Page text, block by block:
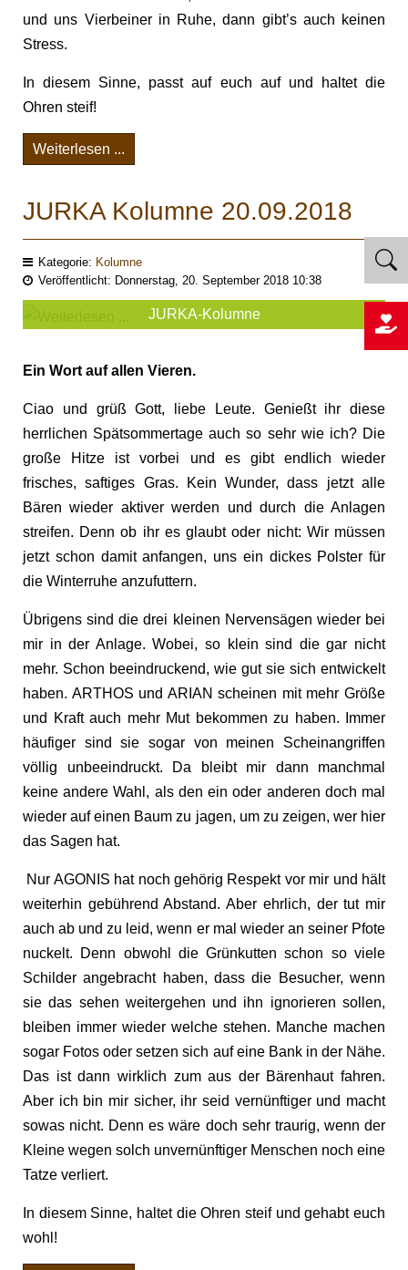
und uns Vierbeiner in Ruhe, dann gibt’s auch keinen
Stress.
In diesem Sinne, passt auf euch auf und haltet die
Ohren steif!
Weiterlesen ...
JURKA Kolumne 20.09.2018
Kategorie: Kolumne
Veröffentlicht: Donnerstag, 20. September 2018 10:38
JURKA-Kolumne
Ein Wort auf allen Vieren.
Ciao und grüß Gott, liebe Leute. Genießt ihr diese
herrlichen Spätsommertage auch so sehr wie ich? Die
große Hitze ist vorbei und es gibt endlich wieder
frisches, saftiges Gras. Kein Wunder, dass jetzt alle
Bären wieder aktiver werden und durch die Anlagen
streifen. Denn ob ihr es glaubt oder nicht: Wir müssen
jetzt schon damit anfangen, uns ein dickes Polster für
die Winterruhe anzufuttern.
Übrigens sind die drei kleinen Nervensägen wieder bei
mir in der Anlage. Wobei, so klein sind die gar nicht
mehr. Schon beeindruckend, wie gut sie sich entwickelt
haben. ARTHOS und ARIAN scheinen mit mehr Größe
und Kraft auch mehr Mut bekommen zu haben. Immer
häufiger sind sie sogar von meinen Scheinangriffen
völlig unbeeindruckt. Da bleibt mir dann manchmal
keine andere Wahl, als den ein oder anderen doch mal
wieder auf einen Baum zu jagen, um zu zeigen, wer hier
das Sagen hat.
Nur AGONIS hat noch gehörig Respekt vor mir und hält
weiterhin gebührend Abstand. Aber ehrlich, der tut mir
auch ab und zu leid, wenn er mal wieder an seiner Pfote
nuckelt. Denn obwohl die Grünkutten schon so viele
Schilder angebracht haben, dass die Besucher, wenn
sie das sehen weitergehen und ihn ignorieren sollen,
bleiben immer wieder welche stehen. Manche machen
sogar Fotos oder setzen sich auf eine Bank in der Nähe.
Das ist dann wirklich zum aus der Bärenhaut fahren.
Aber ich bin mir sicher, ihr seid vernünftiger und macht
sowas nicht. Denn es wäre doch sehr traurig, wenn der
Kleine wegen solch unvernünftiger Menschen noch eine
Tatze verliert.
In diesem Sinne, haltet die Ohren steif und gehabt euch
wohl!